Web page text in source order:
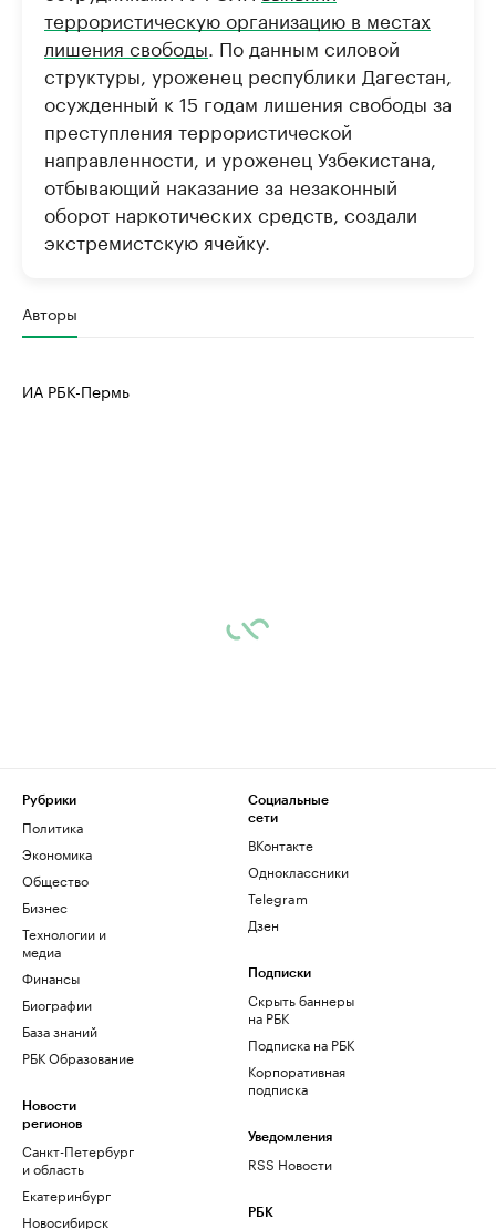
террористическую организацию в местах
лишения свободы. По данным силовой
структуры, уроженец республики Дагестан,
осужденный к 15 годам лишения свободы за
преступления террористической
направленности, и уроженец Узбекистана,
отбывающий наказание за незаконный
оборот наркотических средств, создали
экстремистскую ячейку.
Авторы
ИА РБК-Пермь
Рубрики
Политика
Экономика
Общество
Бизнес
Технологии и
медиа
Финансы
Биографии
База знаний
РБК Образование
Новости
регионов
Санкт-Петербург
и область
Екатеринбург
Новосибирск
Социальные
сети
ВКонтакте
Одноклассники
Telegram
Дзен
Подписки
Скрыть баннеры
на РБК
Подписка на РБК
Корпоративная
подписка
Уведомления
RSS Новости
РБК